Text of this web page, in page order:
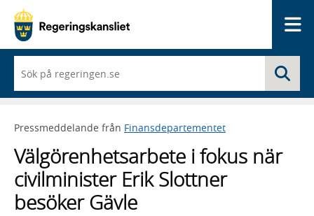
du
börjar
skriva
framträder
lista
med
sökförslag
Pressmeddelande från Finansdepartementet
Välgörenhetsarbete i fokus när
civilminister Erik Slottner
besöker Gävle